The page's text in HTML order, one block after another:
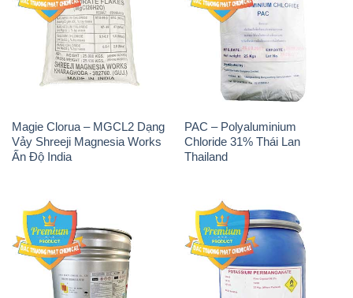
Magie Clorua – MGCL2 Dạng
Vảy Shreeji Magnesia Works
Ấn Độ India
PAC – Polyaluminium
Chloride 31% Thái Lan
Thailand